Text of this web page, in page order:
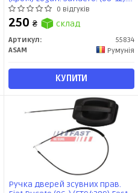
Duster. Lodgy (55834) ASAM
0 відгуків
250 ₴ склад
Артикул:
55834
ASAM
Румунія
КУПИТИ
Ручка дверей зсувних прав.